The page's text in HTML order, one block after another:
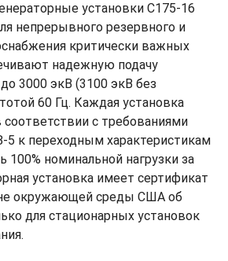
установки C175-16
непрерывного резервного и
критически важных
надежную подачу
3000 экВ (3100 экВ без
60 Гц. Каждая установка
соответствии с требованиями
5 к переходным характеристикам
номинальной нагрузки за
установка имеет сертификат
окружающей среды США об
для стационарных установок